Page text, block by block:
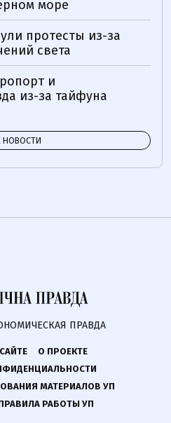
море
протесты из-за
света
и
из-за тайфуна
НОВОСТИ
ПРАВДА
О ПРОЕКТЕ
МАТЕРИАЛОВ УП
РАБОТЫ УП